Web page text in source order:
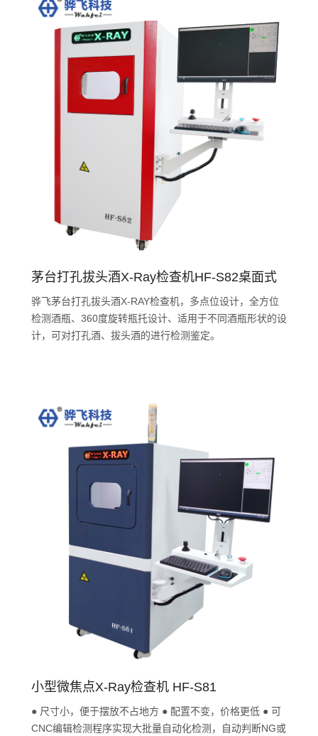
茅台打孔拔头酒X-Ray检查机HF-S82桌面式
骅飞茅台打孔拔头酒X-RAY检查机，多点位设计，全方位
检测酒瓶、360度旋转瓶托设计、适用于不同酒瓶形状的设
计，可对打孔酒、拔头酒的进行检测鉴定。
小型微焦点X-Ray检查机 HF-S81
● 尺寸小，便于摆放不占地方 ● 配置不变，价格更低 ● 可
CNC编辑检测程序实现大批量自动化检测，自动判断NG或